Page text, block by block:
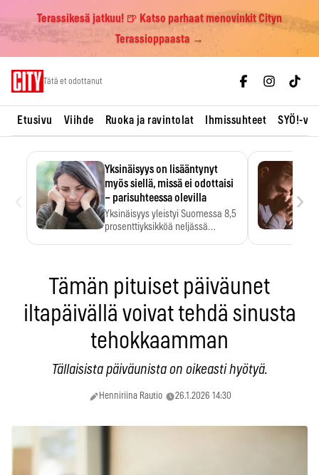
Terassikesä jatkuu! 🍺 Katso parhaat menovinkit Cityn
Terassioppaasta →
Tätä et odottanut
Etusivu Viihde Ruoka ja ravintolat Ihmissuhteet SYÖ!-
Yksinäisyys on lisääntynyt
myös siellä, missä ei odottaisi
– parisuhteessa olevilla
Yksinäisyys yleistyi Suomessa 8,5
prosenttiyksikköä neljässä
›
Tämän pituiset päiväunet
iltapäivällä voivat tehdä sinusta
tehokkaamman
Tällaisista päiväunista on oikeasti hyötyä.
Henniriina Rautio 26.1.2026 14:30